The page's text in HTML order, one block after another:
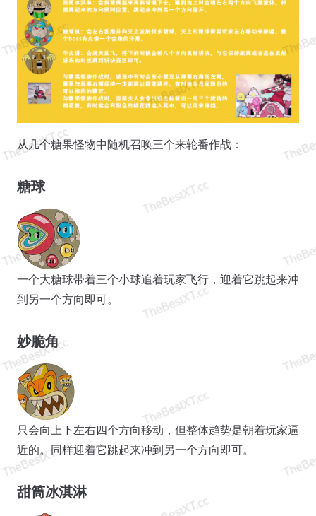
从几个糖果怪物中随机召唤三个来轮番作战：
糖球
一个大糖球带着三个小球追着玩家飞行，迎着它跳起来冲
到另一个方向即可。
妙脆角
只会向上下左右四个方向移动，但整体趋势是朝着玩家逼
近的。同样迎着它跳起来冲到另一个方向即可。
甜筒冰淇淋